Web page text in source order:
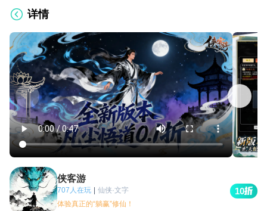
详情
侠客游
707人在玩 | 仙侠·文字
体验真正的“躺赢”修仙！
10